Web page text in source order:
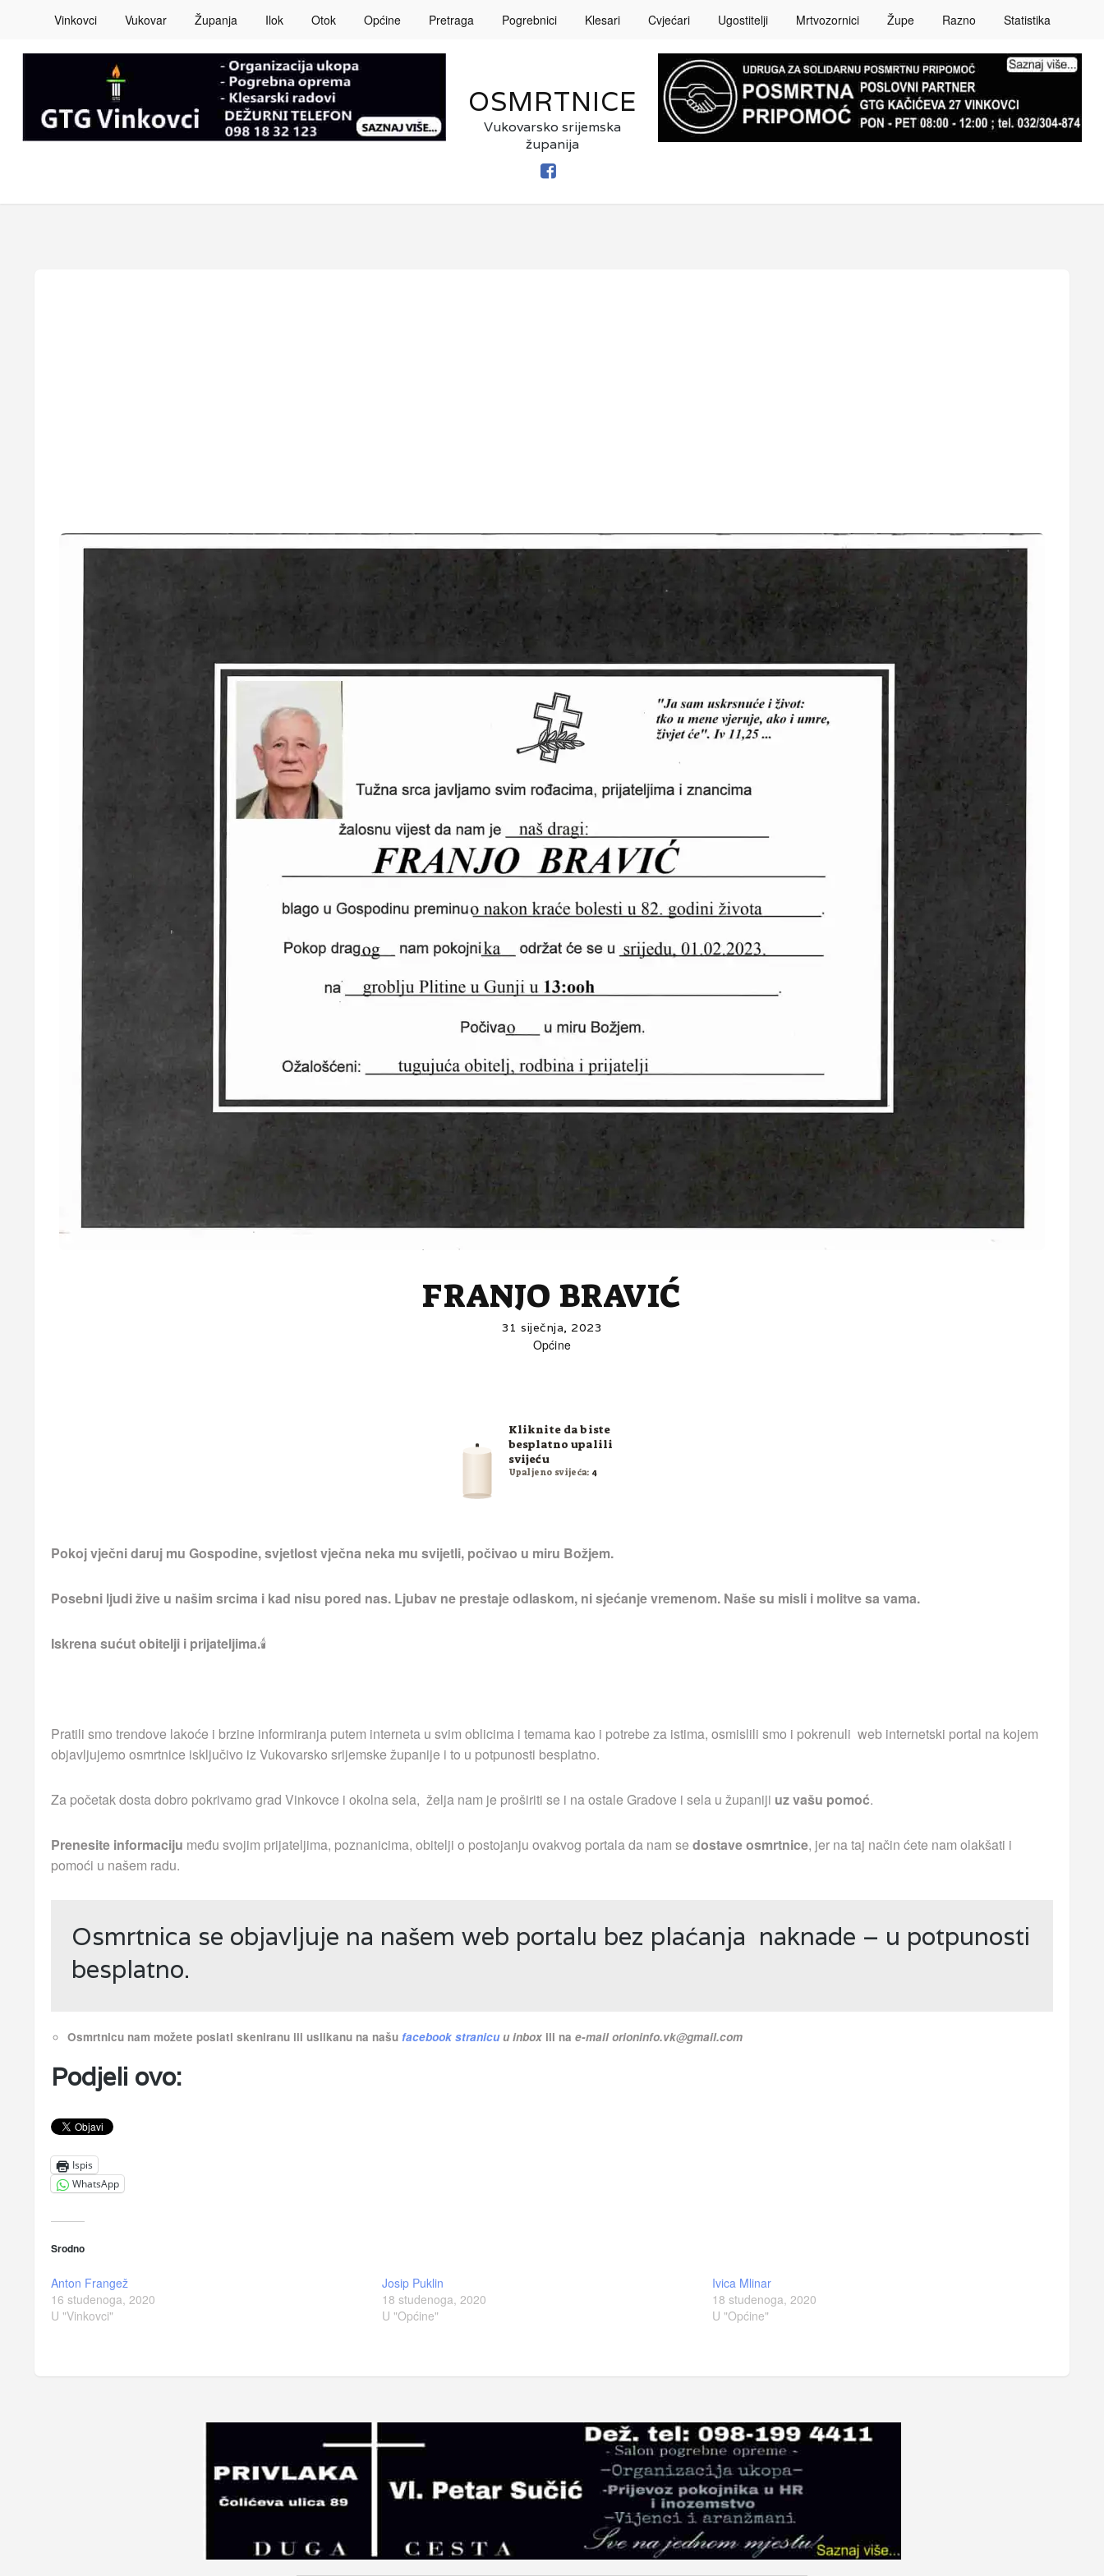
Vinkovci Vukovar Županja Ilok Otok Općine Pretraga Pogrebnici Klesari Cvjećari Ugostitelji Mrtvozornici Župe Razno Statistika
OSMRTNICE
Vukovarsko srijemska
županija
FRANJO BRAVIĆ
31 siječnja, 2023
Općine
Kliknite da biste
besplatno upalili
svijeću
Upaljeno svijeća: 4
Pokoj vječni daruj mu Gospodine, svjetlost vječna neka mu svijetli, počivao u miru Božjem.
Posebni ljudi žive u našim srcima i kad nisu pored nas. Ljubav ne prestaje odlaskom, ni sjećanje vremenom. Naše su misli i molitve sa vama.
Iskrena sućut obitelji i prijateljima.🕯
Pratili smo trendove lakoće i brzine informiranja putem interneta u svim oblicima i temama kao i potrebe za istima, osmislili smo i pokrenuli web internetski portal na kojem
objavljujemo osmrtnice isključivo iz Vukovarsko srijemske županije i to u potpunosti besplatno.
Za početak dosta dobro pokrivamo grad Vinkovce i okolna sela, želja nam je proširiti se i na ostale Gradove i sela u županiji uz vašu pomoć.
Prenesite informaciju među svojim prijateljima, poznanicima, obitelji o postojanju ovakvog portala da nam sedostave osmrtnice, jer na taj način ćete nam olakšati i
pomoći u našem radu.
Osmrtnica se objavljuje na našem web portalu bez plaćanja naknade – u potpunosti
besplatno.
Osmrtnicu nam možete poslati skeniranu ili uslikanu na našufacebook stranicuu inbox ili nae-mailorioninfo.vk@gmail.com
Podjeli ovo:
Ispis
WhatsApp
Srodno
Anton Frangež
16 studenoga, 2020
U "Vinkovci"
Josip Puklin
18 studenoga, 2020
U "Općine"
Ivica Mlinar
18 studenoga, 2020
U "Općine"